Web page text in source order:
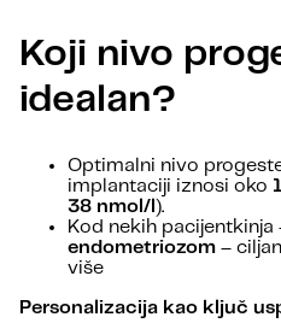
Koji nivo
idealan?
Optimalni nivo
implantaciji iznosi oko
38 nmol/l ).
Kod nekih pacijentkinja
endometriozom –
više
Personalizacija kao ključ